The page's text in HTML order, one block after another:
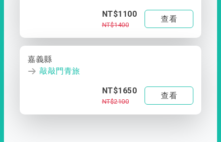
NT$1100
NT$1400
查看
嘉義縣
敲敲門青旅
NT$1650
NT$2100
查看